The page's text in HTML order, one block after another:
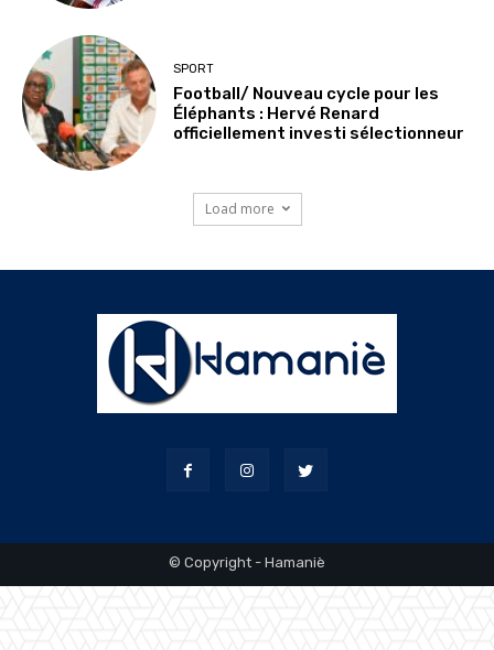
SPORT
Football/ Nouveau cycle pour les
Éléphants : Hervé Renard
officiellement investi sélectionneur
Load more
© Copyright - Hamaniè